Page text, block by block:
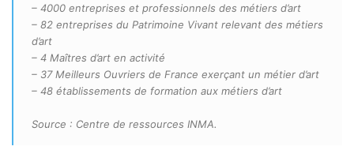
– 4000 entreprises et professionnels des métiers d’art
– 82 entreprises du Patrimoine Vivant relevant des métiers
d’art
– 4 Maîtres d’art en activité
– 37 Meilleurs Ouvriers de France exerçant un métier d’art
– 48 établissements de formation aux métiers d’art
Source : Centre de ressources INMA.